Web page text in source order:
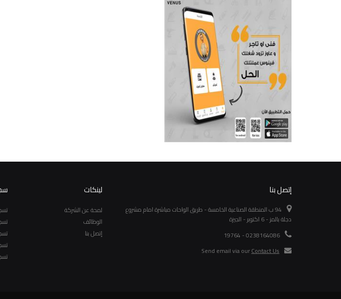
إتصل بنا
94 ب المنطقة الصناعية الخامسة - طريق الواحات مباشرة امام مشروع
دجلة بالمز - 6 اكتوبر - الجيزة
0238164086 - 19764
Send email via ourContact Us
لينكات
لمحة عن الشركة
الوظائف
إتصل بنا